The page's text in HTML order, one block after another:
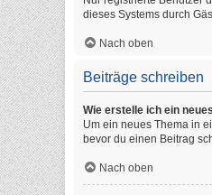
dieses Systems durch
Nach oben
Beiträge schreiben
Wie erstelle ich ein
Um ein neues Thema in
bevor du einen Beitrag
Nach oben